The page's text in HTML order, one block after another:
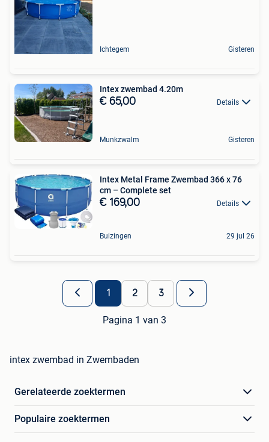
Ichtegem Gisteren
Intex zwembad 4.20m
€ 65,00 Details
Munkzwalm Gisteren
Intex Metal Frame Zwembad 366 x 76
cm – Complete set
€ 169,00 Details
Buizingen 29 jul 26
1 2 3
Pagina 1 van 3
intex zwembad in Zwembaden
Gerelateerde zoektermen
Populaire zoektermen